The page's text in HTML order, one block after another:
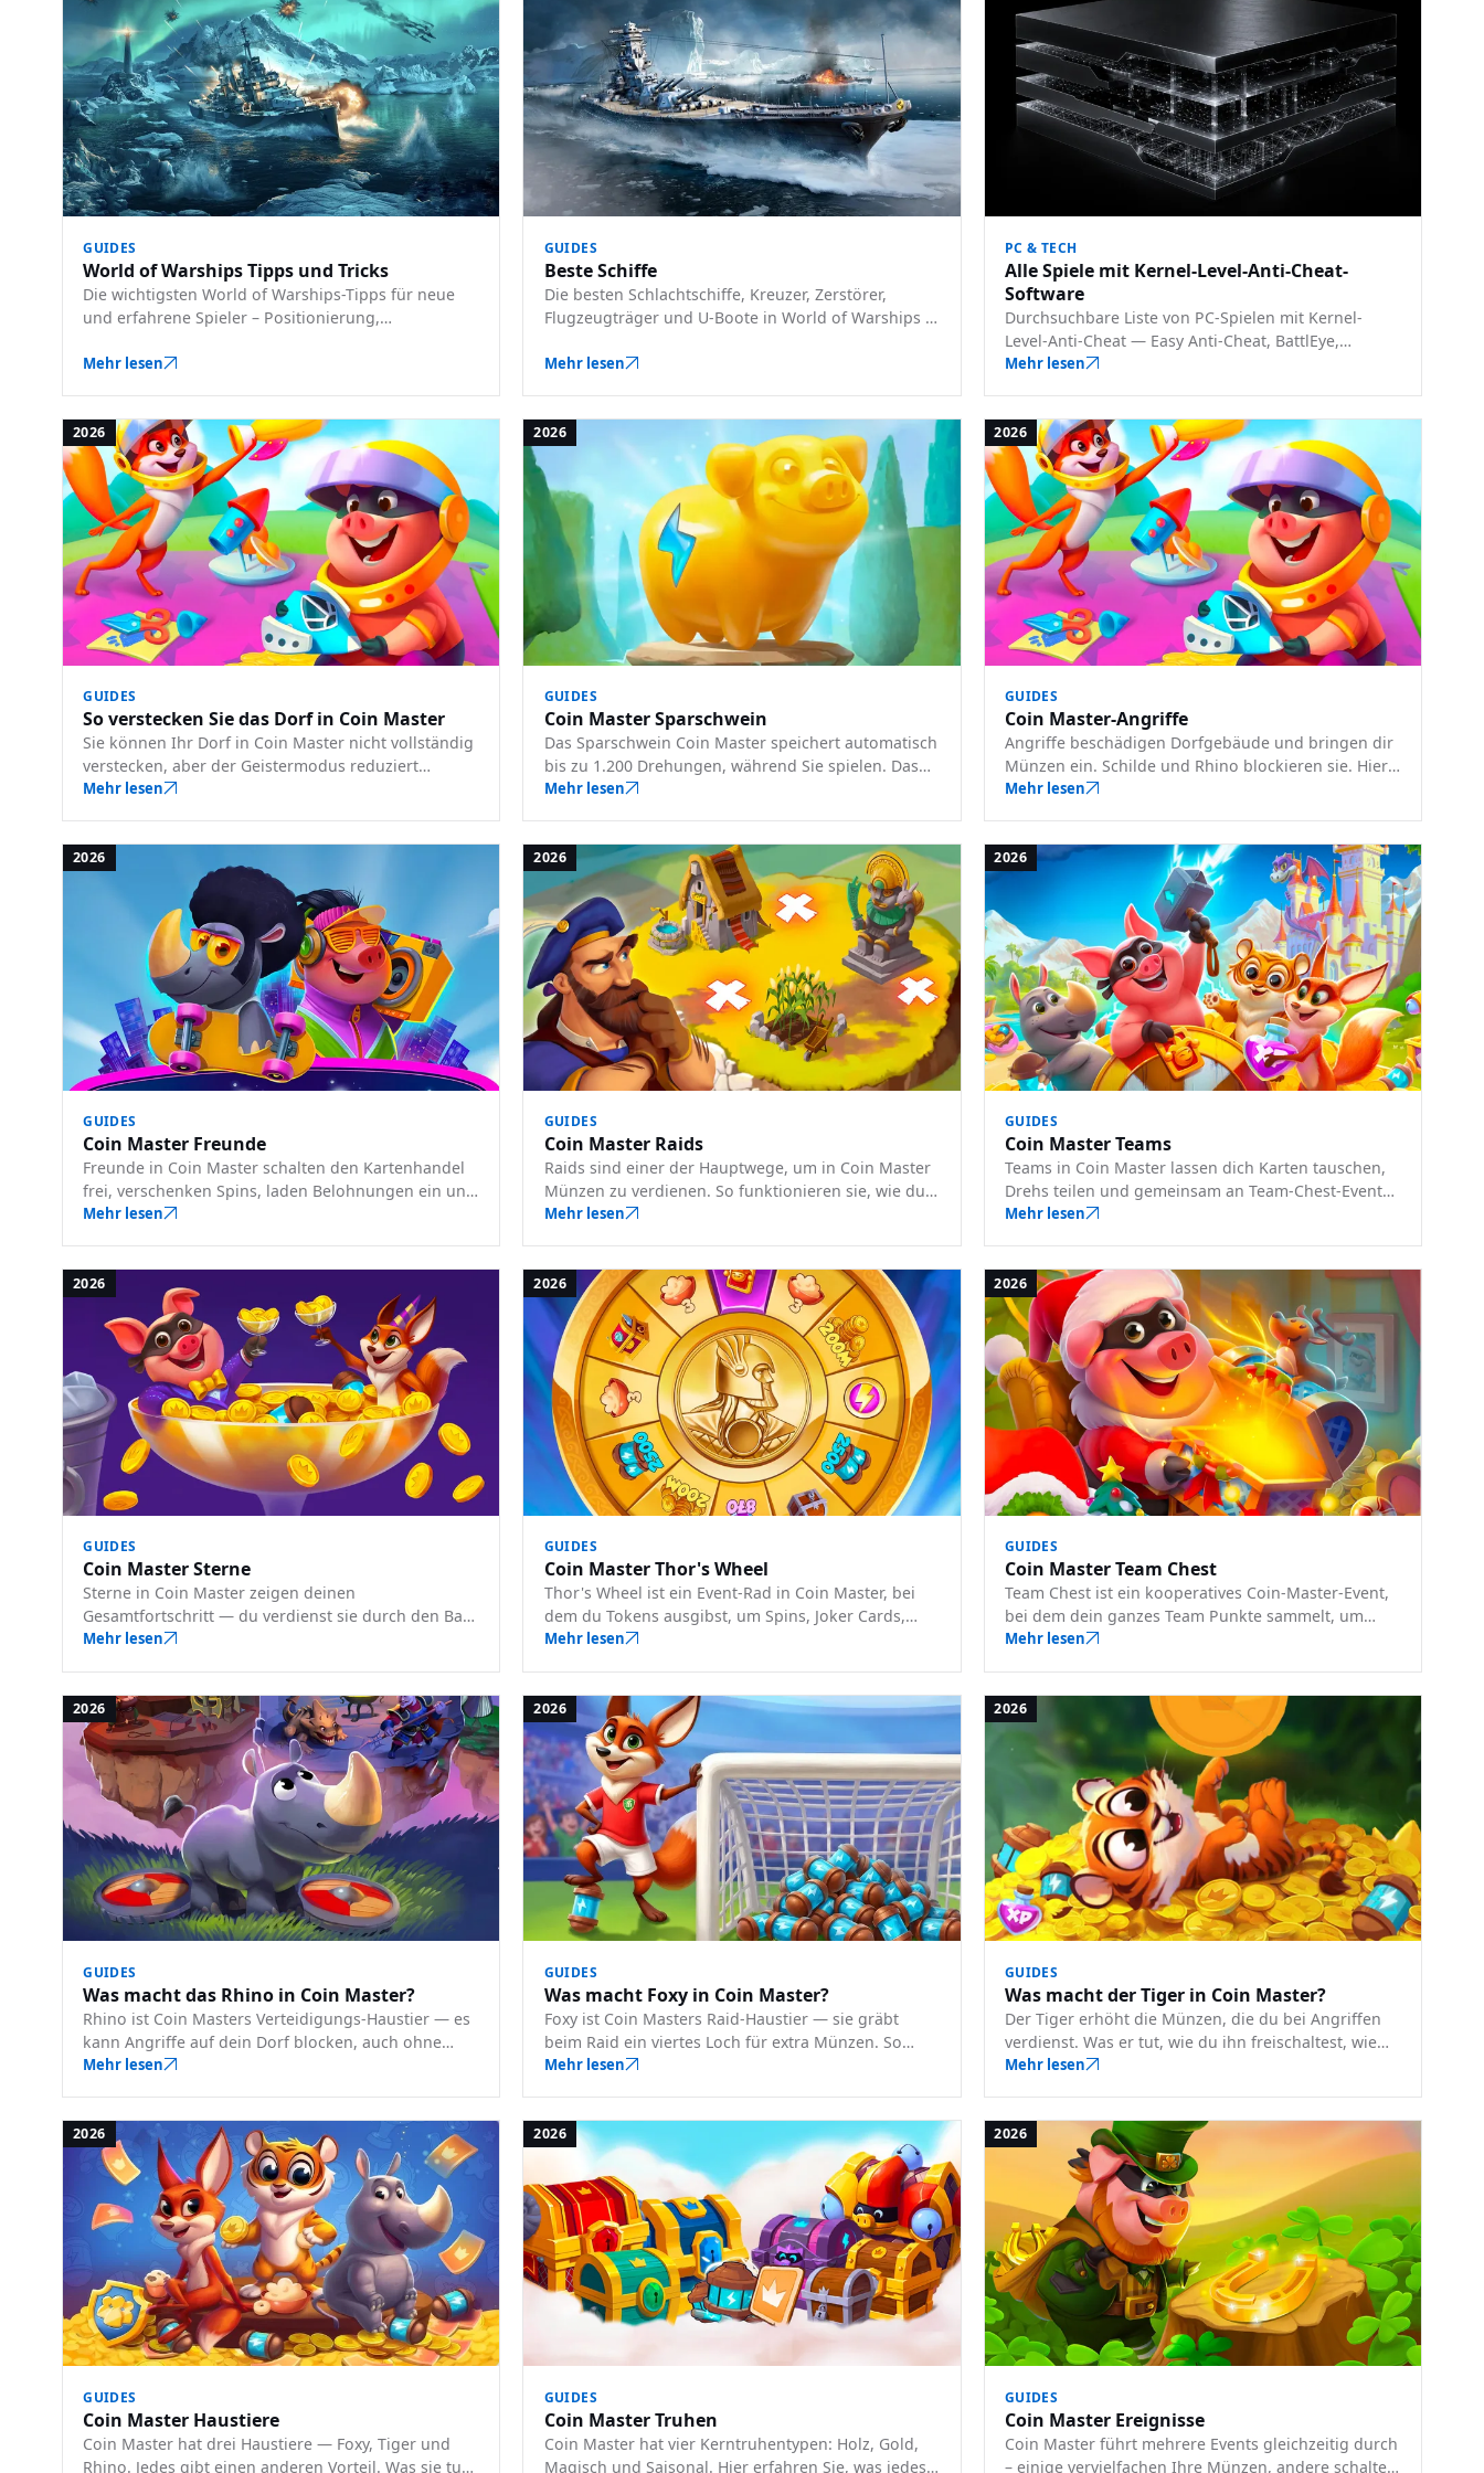
GUIDES
World of Warships Tipps und Tricks
Die wichtigsten World of Warships-Tipps für neue
und erfahrene Spieler – Positionierung,
Ressourcenmanagement.
Mehr lesen
GUIDES
Beste Schiffe
Die besten Schlachtschiffe, Kreuzer, Zerstörer,
Flugzeugträger und U-Boote in World of Warships –
Empfehlungen.
Mehr lesen
PC & TECH
Alle Spiele mit Kernel-Level-Anti-Cheat-
Software
Durchsuchbare Liste von PC-Spielen mit Kernel-
Level-Anti-Cheat — Easy Anti-Cheat, BattlEye,
Vanguard, Ricochet und mehr — mit Filtern nach
Mehr lesen
2026
GUIDES
So verstecken Sie das Dorf in Coin Master
Sie können Ihr Dorf in Coin Master nicht vollständig
verstecken, aber der Geistermodus reduziert
Angriffe aus Ihrem Freundesnetzwerk. Hier erfahren
Mehr lesen
2026
GUIDES
Coin Master Sparschwein
Das Sparschwein Coin Master speichert automatisch
bis zu 1.200 Drehungen, während Sie spielen. Das
Aufbrechen kostet echtes Geld. Hier erfahren Sie,
Mehr lesen
2026
GUIDES
Coin Master-Angriffe
Angriffe beschädigen Dorfgebäude und bringen dir
Münzen ein. Schilde und Rhino blockieren sie. Hier
erfahren Sie, wie Angriffe funktionieren, wie man
Mehr lesen
2026
GUIDES
Coin Master Freunde
Freunde in Coin Master schalten den Kartenhandel
frei, verschenken Spins, laden Belohnungen ein und
erhalten bessere Raid-Ziele. Hier erfahren Sie alles
Mehr lesen
2026
GUIDES
Coin Master Raids
Raids sind einer der Hauptwege, um in Coin Master
Münzen zu verdienen. So funktionieren sie, wie du
gute Ziele auswählst, wie du dein Raid-Ziel
Mehr lesen
2026
GUIDES
Coin Master Teams
Teams in Coin Master lassen dich Karten tauschen,
Drehs teilen und gemeinsam an Team-Chest-Events
teilnehmen. So funktionieren Teams, das
Mehr lesen
2026
GUIDES
Coin Master Sterne
Sterne in Coin Master zeigen deinen
Gesamtfortschritt — du verdienst sie durch den Bau
von Dörfern, das Sammeln von Karten und das
Mehr lesen
2026
GUIDES
Coin Master Thor's Wheel
Thor's Wheel ist ein Event-Rad in Coin Master, bei
dem du Tokens ausgibst, um Spins, Joker Cards,
Truhen und Münzen zu gewinnen. So funktioniert es
Mehr lesen
2026
GUIDES
Coin Master Team Chest
Team Chest ist ein kooperatives Coin-Master-Event,
bei dem dein ganzes Team Punkte sammelt, um
gemeinsame Truhenbelohnungen freizuschalten. So
Mehr lesen
2026
GUIDES
Was macht das Rhino in Coin Master?
Rhino ist Coin Masters Verteidigungs-Haustier — es
kann Angriffe auf dein Dorf blocken, auch ohne
Schild. So funktioniert es und wann du es nutzt.
Mehr lesen
2026
GUIDES
Was macht Foxy in Coin Master?
Foxy ist Coin Masters Raid-Haustier — sie gräbt
beim Raid ein viertes Loch für extra Münzen. So
funktioniert Foxy, wie du sie freischaltest und wann
Mehr lesen
2026
GUIDES
Was macht der Tiger in Coin Master?
Der Tiger erhöht die Münzen, die du bei Angriffen
verdienst. Was er tut, wie du ihn freischaltest, wie
du ihn levelst und wann du ihn nutzt.
Mehr lesen
2026
GUIDES
Coin Master Haustiere
Coin Master hat drei Haustiere — Foxy, Tiger und
Rhino. Jedes gibt einen anderen Vorteil. Was sie tun,
2026
GUIDES
Coin Master Truhen
Coin Master hat vier Kerntruhentypen: Holz, Gold,
Magisch und Saisonal. Hier erfahren Sie, was jedes
2026
GUIDES
Coin Master Ereignisse
Coin Master führt mehrere Events gleichzeitig durch
– einige vervielfachen Ihre Münzen, andere schalten